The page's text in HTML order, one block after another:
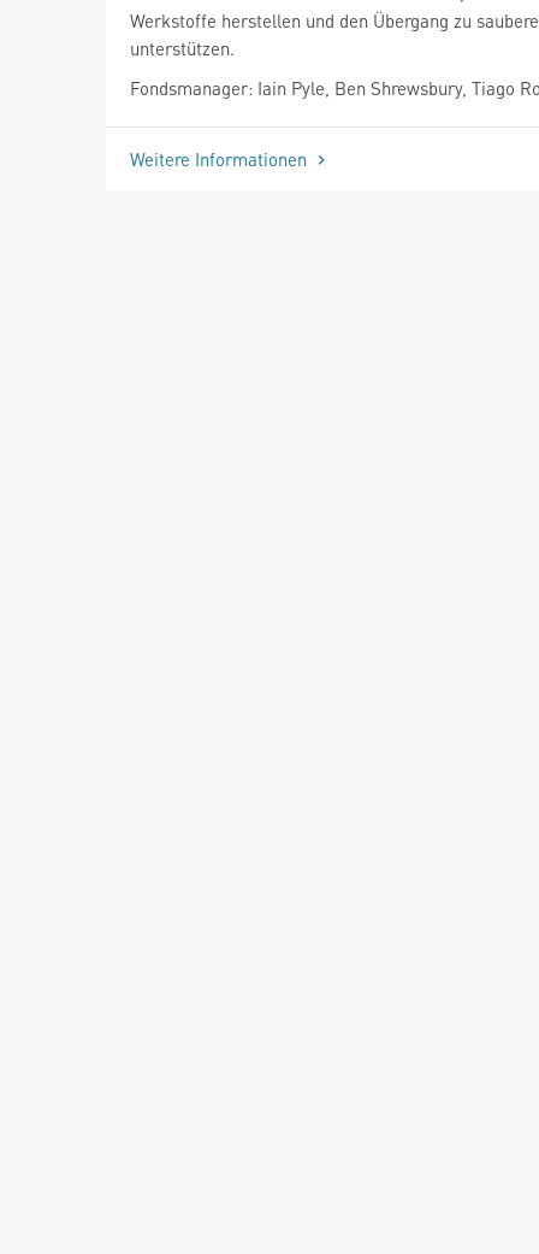
Werkstoffe herstellen und den Übergang zu
unterstützen.
Fondsmanager: Iain Pyle, Ben Shrewsbury, Tiago
Weitere Informationen